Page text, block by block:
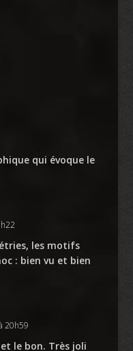
qui évoque le
les motifs
: bien vu et bien
20h59
le bon. Très joli